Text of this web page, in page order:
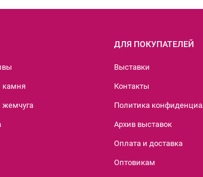
камня
жемчуга
ДЛЯ ПОКУПАТЕЛЕЙ
Выставки
Контакты
Политика
Архив выставок
Оплата и доставка
Оптовикам